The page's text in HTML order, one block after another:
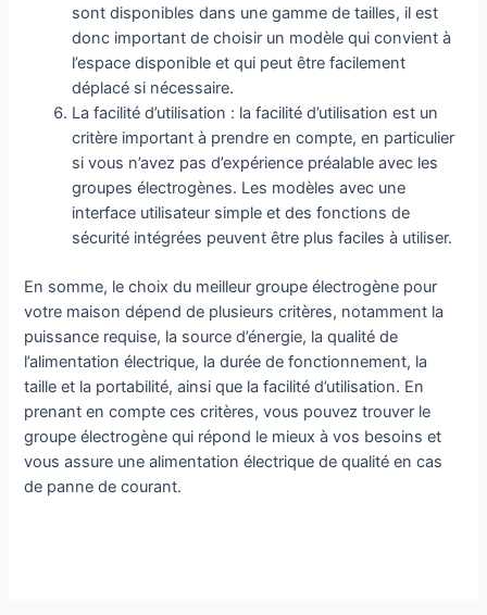
sont disponibles dans une gamme de tailles, il est
donc important de choisir un modèle qui convient à
l’espace disponible et qui peut être facilement
déplacé si nécessaire.
La facilité d’utilisation : la facilité d’utilisation est un
critère important à prendre en compte, en particulier
si vous n’avez pas d’expérience préalable avec les
groupes électrogènes. Les modèles avec une
interface utilisateur simple et des fonctions de
sécurité intégrées peuvent être plus faciles à utiliser.
En somme, le choix du meilleur groupe électrogène pour
votre maison dépend de plusieurs critères, notamment la
puissance requise, la source d’énergie, la qualité de
l’alimentation électrique, la durée de fonctionnement, la
taille et la portabilité, ainsi que la facilité d’utilisation. En
prenant en compte ces critères, vous pouvez trouver le
groupe électrogène qui répond le mieux à vos besoins et
vous assure une alimentation électrique de qualité en cas
de panne de courant.